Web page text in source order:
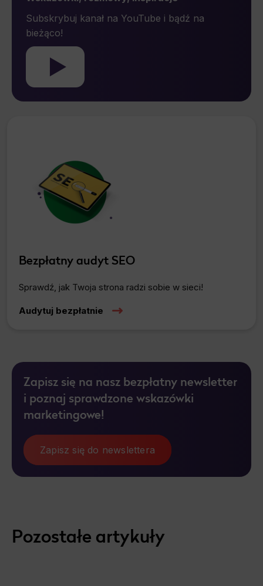
zgody przed jej cofnięciem.*
Subskrybuj kanał na YouTube i bądź na
bieżąco!
Bezpłatny audyt SEO
Sprawdź, jak Twoja strona radzi sobie w sieci!
Audytuj bezpłatnie
Zapisz się na nasz bezpłatny newsletter
i poznaj sprawdzone wskazówki
marketingowe!
Zapisz się do newslettera
Pozostałe artykuły